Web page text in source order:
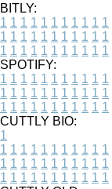
BITLY:
1 1 1 1 1 1 1 1 1 1 1
1 1 1 1 1 1 1 1 1 1 1
1 1 1 1 1 1 1 1 1 1 1
SPOTIFY:
1 1 1 1 1 1 1 1 1 1 1
1 1 1 1 1 1 1 1 1 1 1
1 1 1 1 1 1 1 1 1 1 1
CUTTLY BIO:
1
1 1 1 1 1 1 1 1 1 1 1
1 1 1 1 1 1 1 1 1 1 1
1 1 1 1 1 1 1 1 1 1 1